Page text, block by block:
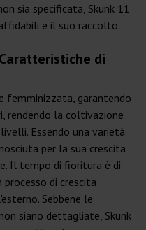
sia specificata, Skunk 11
e il suo raccolto
di
femminizzata, garantendo
rendendo la coltivazione
Essendo una varietà
per la sua crescita
Il tempo di fioritura è di
di crescita
Sebbene le
siano dettagliate, Skunk